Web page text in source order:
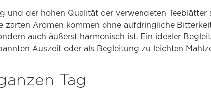
und der hohen Qualität der verwendeten Teeblätter
zarten Aromen kommen ohne aufdringliche
auch äußerst harmonisch ist. Ein idealer
Auszeit oder als Begleitung zu leichten
Tag